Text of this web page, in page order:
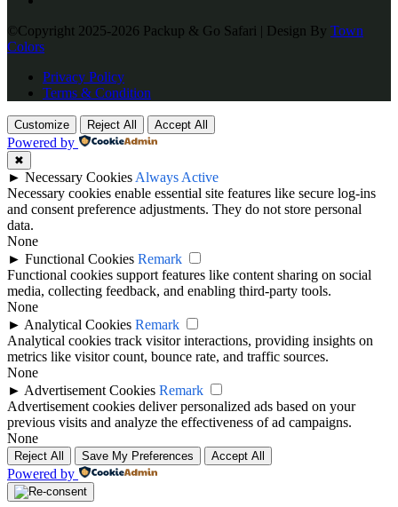
©Copyright 2025-2026 Packup & Go Safari | Design By Town
Colors
Privacy Policy
Terms & Condition
Customize Reject All Accept All
Powered by
✖
► Necessary Cookies Always Active
Necessary cookies enable essential site features like secure log-ins
and consent preference adjustments. They do not store personal
data.
None
► Functional Cookies Remark
Functional cookies support features like content sharing on social
media, collecting feedback, and enabling third-party tools.
None
► Analytical Cookies Remark
Analytical cookies track visitor interactions, providing insights on
metrics like visitor count, bounce rate, and traffic sources.
None
► Advertisement Cookies Remark
Advertisement cookies deliver personalized ads based on your
previous visits and analyze the effectiveness of ad campaigns.
None
Reject All Save My Preferences Accept All
Powered by